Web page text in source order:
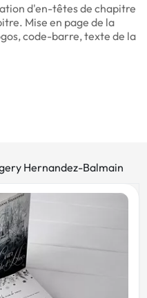
d'en-têtes de chapitre
Mise en page de la
code-barre, texte de la
Hernandez-Balmain